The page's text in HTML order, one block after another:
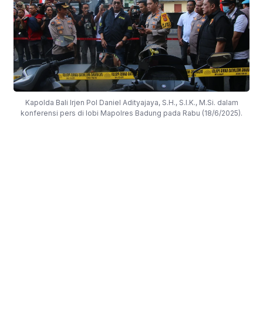
Kapolda Bali Irjen Pol Daniel Adityajaya, S.H., S.I.K., M.Si. dalam
konferensi pers di lobi Mapolres Badung pada Rabu (18/6/2025).